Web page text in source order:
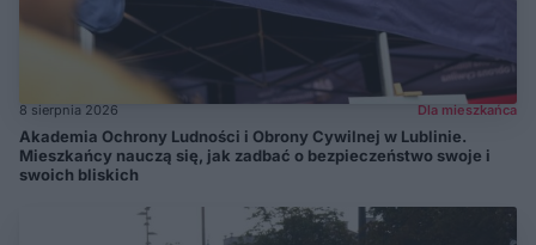
8 sierpnia 2026 Dla mieszkańca
Akademia Ochrony Ludności i Obrony Cywilnej w Lublinie.
Mieszkańcy nauczą się, jak zadbać o bezpieczeństwo swoje i
swoich bliskich